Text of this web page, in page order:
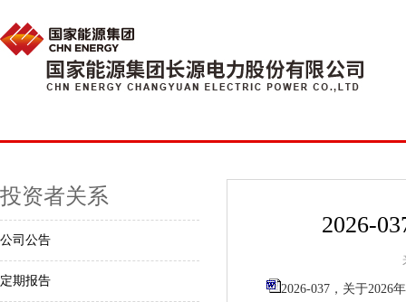
投资者关系
公司公告
定期报告
2026-
2026-037，关于2026